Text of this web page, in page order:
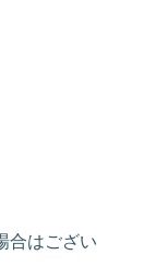
合はござい